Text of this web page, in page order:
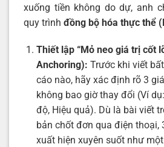
xuống tiền không do dự, anh
quy trình đồng bộ hóa thực thể
Thiết lập “Mỏ neo giá trị cốt
Anchoring): Trước khi viết
cáo nào, hãy xác định rõ 3
không bao giờ thay đổi (Ví
độ, Hiệu quả). Dù là bài viết
bản chốt đơn qua điện thoại,
xuất hiện xuyên suốt như